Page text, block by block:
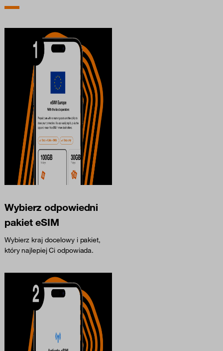
Wybierz odpowiedni
pakiet eSIM
Wybierz kraj docelowy i pakiet,
który najlepiej Ci odpowiada.